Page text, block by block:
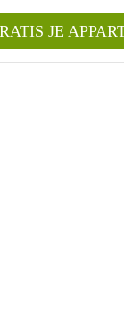
in Groningen?
JE